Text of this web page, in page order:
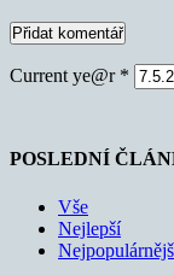
Current ye@r *
POSLEDNÍ
Vše
Nejlepší